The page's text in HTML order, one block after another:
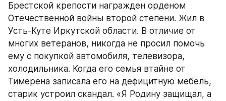
Брестской крепости награжден орденом
Отечественной войны второй степени. Жил в
Усть-Куте Иркутской области. В отличие от
многих ветеранов, никогда не просил помочь
ему с покупкой автомобиля, телевизора,
холодильника. Когда его семья втайне от
Тимерена записала его на дефицитную мебель,
старик устроил скандал. «Я Родину защищал, а